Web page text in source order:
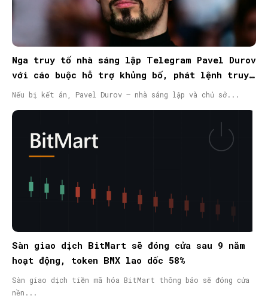
Nga truy tố nhà sáng lập Telegram Pavel Durov
với cáo buộc hỗ trợ khủng bố, phát lệnh truy
nã quốc tế
Nếu bị kết án, Pavel Durov – nhà sáng lập và chủ sở...
Sàn giao dịch BitMart sẽ đóng cửa sau 9 năm
hoạt động, token BMX lao dốc 58%
Sàn giao dịch tiền mã hóa BitMart thông báo sẽ đóng cửa
nền...